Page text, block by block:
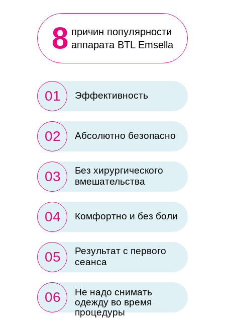
Не надо снимать
одежду во время
процедуры
06
Комфортно и без боли
04
Абсолютно безопасно
02
Эффективность
01
Без хирургического
вмешательства
03
Результат с первого
сеанса
05
причин популярности
аппарата BTL Emsella
8